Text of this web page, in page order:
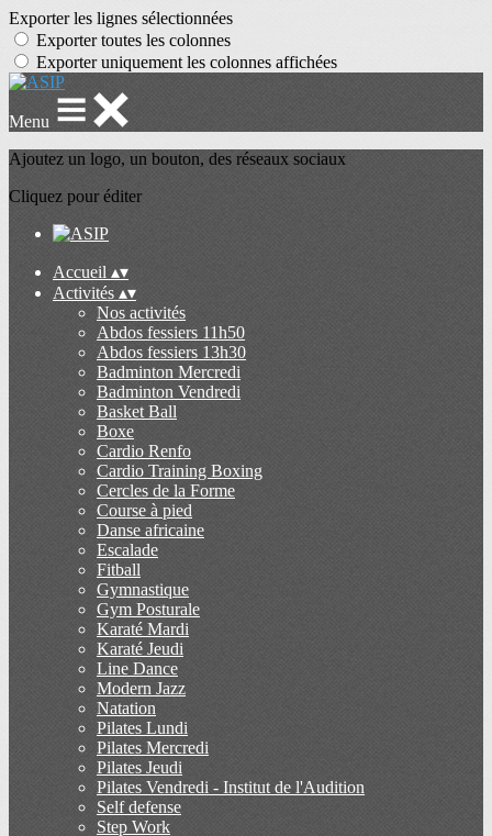
Exporter les lignes sélectionnées
Exporter toutes les colonnes
Exporter uniquement les colonnes affichées
Menu
Ajoutez un logo, un bouton, des réseaux sociaux
Cliquez pour éditer
Accueil ▴▾
Activités ▴▾
Nos activités
Abdos fessiers 11h50
Abdos fessiers 13h30
Badminton Mercredi
Badminton Vendredi
Basket Ball
Boxe
Cardio Renfo
Cardio Training Boxing
Cercles de la Forme
Course à pied
Danse africaine
Escalade
Fitball
Gymnastique
Gym Posturale
Karaté Mardi
Karaté Jeudi
Line Dance
Modern Jazz
Natation
Pilates Lundi
Pilates Mercredi
Pilates Jeudi
Pilates Vendredi - Institut de l'Audition
Self defense
Step Work